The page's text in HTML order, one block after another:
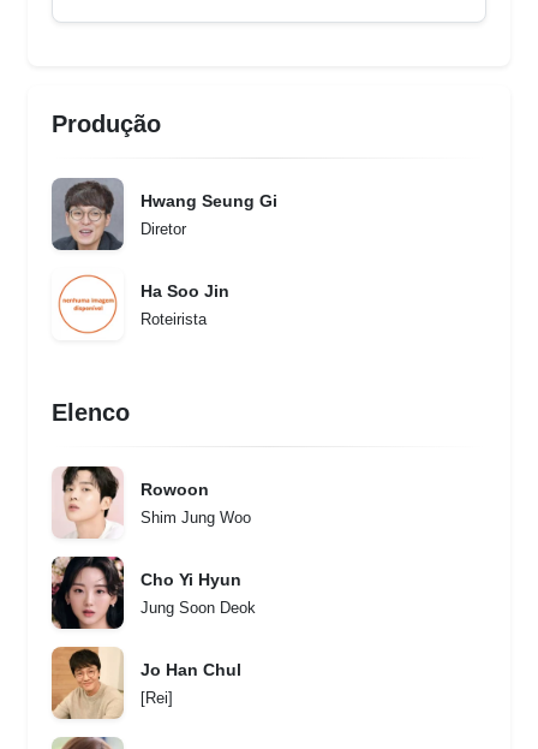
Produção
Hwang Seung Gi
Diretor
Ha Soo Jin
Roteirista
Elenco
Rowoon
Shim Jung Woo
Cho Yi Hyun
Jung Soon Deok
Jo Han Chul
[Rei]